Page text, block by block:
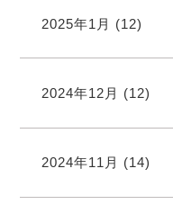
2025年1月 (12)
2024年12月 (12)
2024年11月 (14)